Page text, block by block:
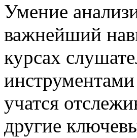
Умение
важнейший
курсах
учатся
другие